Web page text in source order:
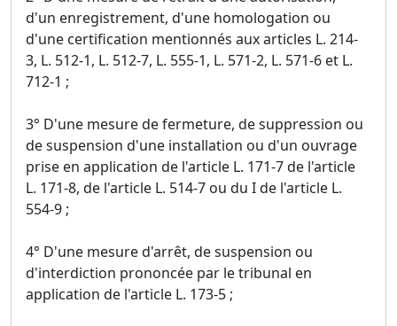
d'un enregistrement, d'une homologation ou
d'une certification mentionnés aux articles L. 214-
3, L. 512-1, L. 512-7, L. 555-1, L. 571-2, L. 571-6 et L.
712-1 ;
3° D'une mesure de fermeture, de suppression ou
de suspension d'une installation ou d'un ouvrage
prise en application de l'article L. 171-7 de l'article
L. 171-8, de l'article L. 514-7 ou du I de l'article L.
554-9 ;
4° D'une mesure d'arrêt, de suspension ou
d'interdiction prononcée par le tribunal en
application de l'article L. 173-5 ;